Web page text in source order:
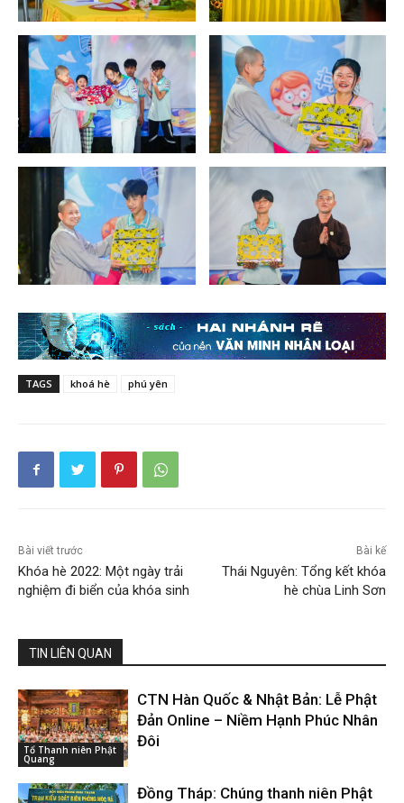
TAGS khoá hè phú yên
Bài viết trước
Khóa hè 2022: Một ngày trải
nghiệm đi biển của khóa sinh
Bài kế
Thái Nguyên: Tổng kết khóa
hè chùa Linh Sơn
TIN LIÊN QUAN
Tổ Thanh niên Phật
Quang
CTN Hàn Quốc & Nhật Bản: Lễ Phật
Đản Online – Niềm Hạnh Phúc Nhân
Đôi
Đồng Tháp: Chúng thanh niên Phật